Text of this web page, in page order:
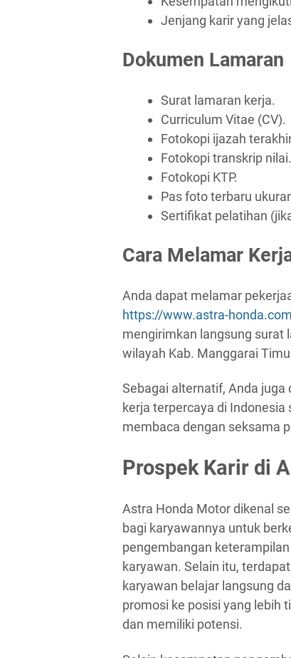
Jenjang karir yang
Dokumen Lamaran
Surat lamaran kerja.
Curriculum Vitae (CV).
Fotokopi ijazah
Fotokopi transkrip nilai.
Fotokopi KTP.
Pas foto terbaru
Sertifikat pelatihan
Cara Melamar
Anda dapat melamar
https://www.astra-honda.com
mengirimkan langsung surat
wilayah Kab. Manggarai
Sebagai alternatif, Anda
kerja terpercaya di
membaca dengan seksama
Prospek Karir di
Astra Honda Motor dikenal
bagi karyawannya untuk
pengembangan
karyawan. Selain itu,
karyawan belajar langsung
promosi ke posisi yang lebih
dan memiliki potensi.